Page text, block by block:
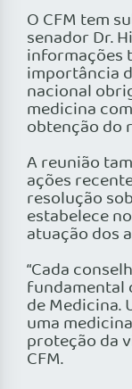
O CFM tem
senador Dr.
informações
importância
nacional
medicina
obtenção do
A reunião
ações
resolução
estabelece
atuação dos
“Cada
fundamental
de Medicina.
uma
proteção da
CFM.